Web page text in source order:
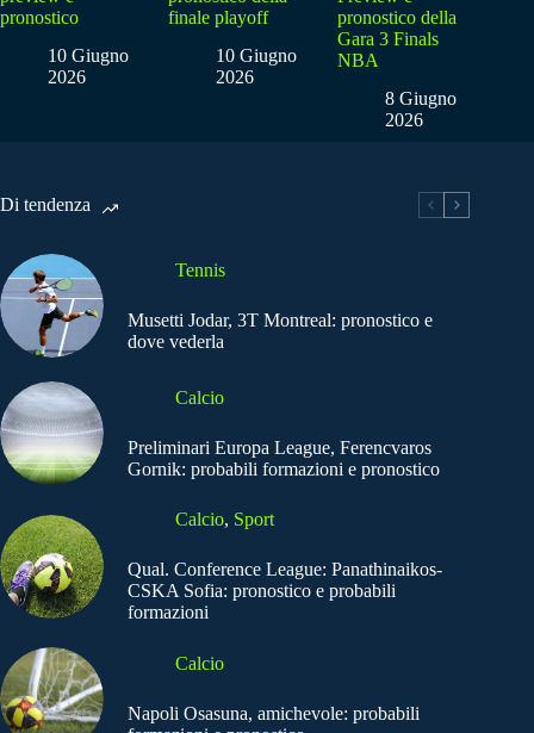
pronostico
10 Giugno
2026
finale playoff
10 Giugno
2026
pronostico della
Gara 3 Finals
NBA
8 Giugno
2026
Di tendenza
Tennis
Musetti Jodar, 3T Montreal: pronostico e
dove vederla
Calcio
Preliminari Europa League, Ferencvaros
Gornik: probabili formazioni e pronostico
Calcio, Sport
Qual. Conference League: Panathinaikos-
CSKA Sofia: pronostico e probabili
formazioni
Calcio
Napoli Osasuna, amichevole: probabili